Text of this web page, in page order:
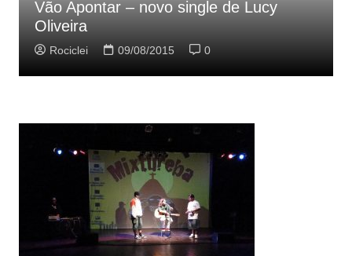
Vão Apontar – novo single de Lucy
Oliveira
Rociclei 09/08/2015 0